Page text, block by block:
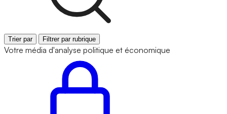
Trier par Filtrer par rubrique
Votre média d'analyse politique et économique